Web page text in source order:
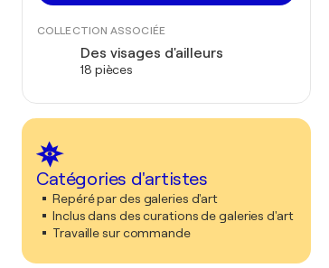
COLLECTION ASSOCIÉE
Des visages d'ailleurs
18 pièces
Catégories d'artistes
Repéré par des galeries d'art
Inclus dans des curations de galeries d'art
Travaille sur commande